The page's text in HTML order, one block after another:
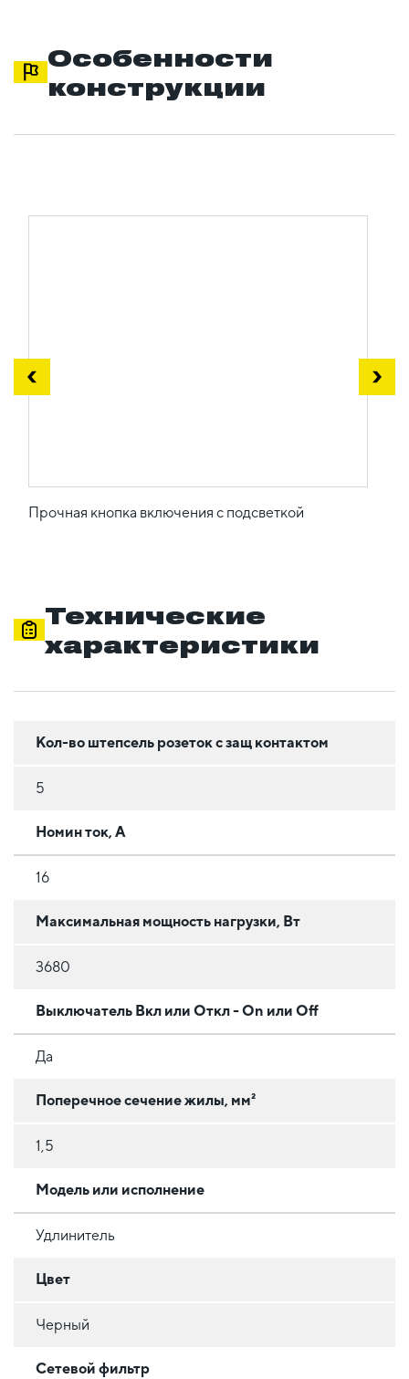
Особенности
конструкции
Прочная кнопка включения с подсветкой
Технические
характеристики
Кол-во штепсель розеток с защ контактом
5
Номин ток, А
16
Максимальная мощность нагрузки, Вт
3680
Выключатель Вкл или Откл - On или Off
Да
Поперечное сечение жилы, мм²
1,5
Модель или исполнение
Удлинитель
Цвет
Черный
Сетевой фильтр